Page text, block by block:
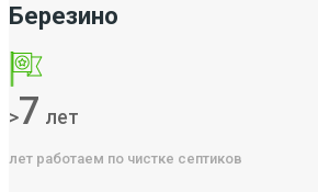
Березино
>7 лет
лет работаем по чистке септиков